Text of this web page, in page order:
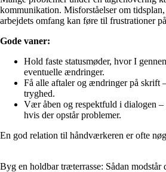
kommunikation. Misforståelser om
arbejdets omfang kan føre til frustrationer
Gode vaner:
Hold faste statusmøder, hvor I
eventuelle ændringer.
Få alle aftaler og ændringer på skrift
tryghed.
Vær åben og respektfuld i dialogen –
hvis der opstår problemer.
En god relation til håndværkeren er ofte
Byg en holdbar træterrasse: Sådan modstår